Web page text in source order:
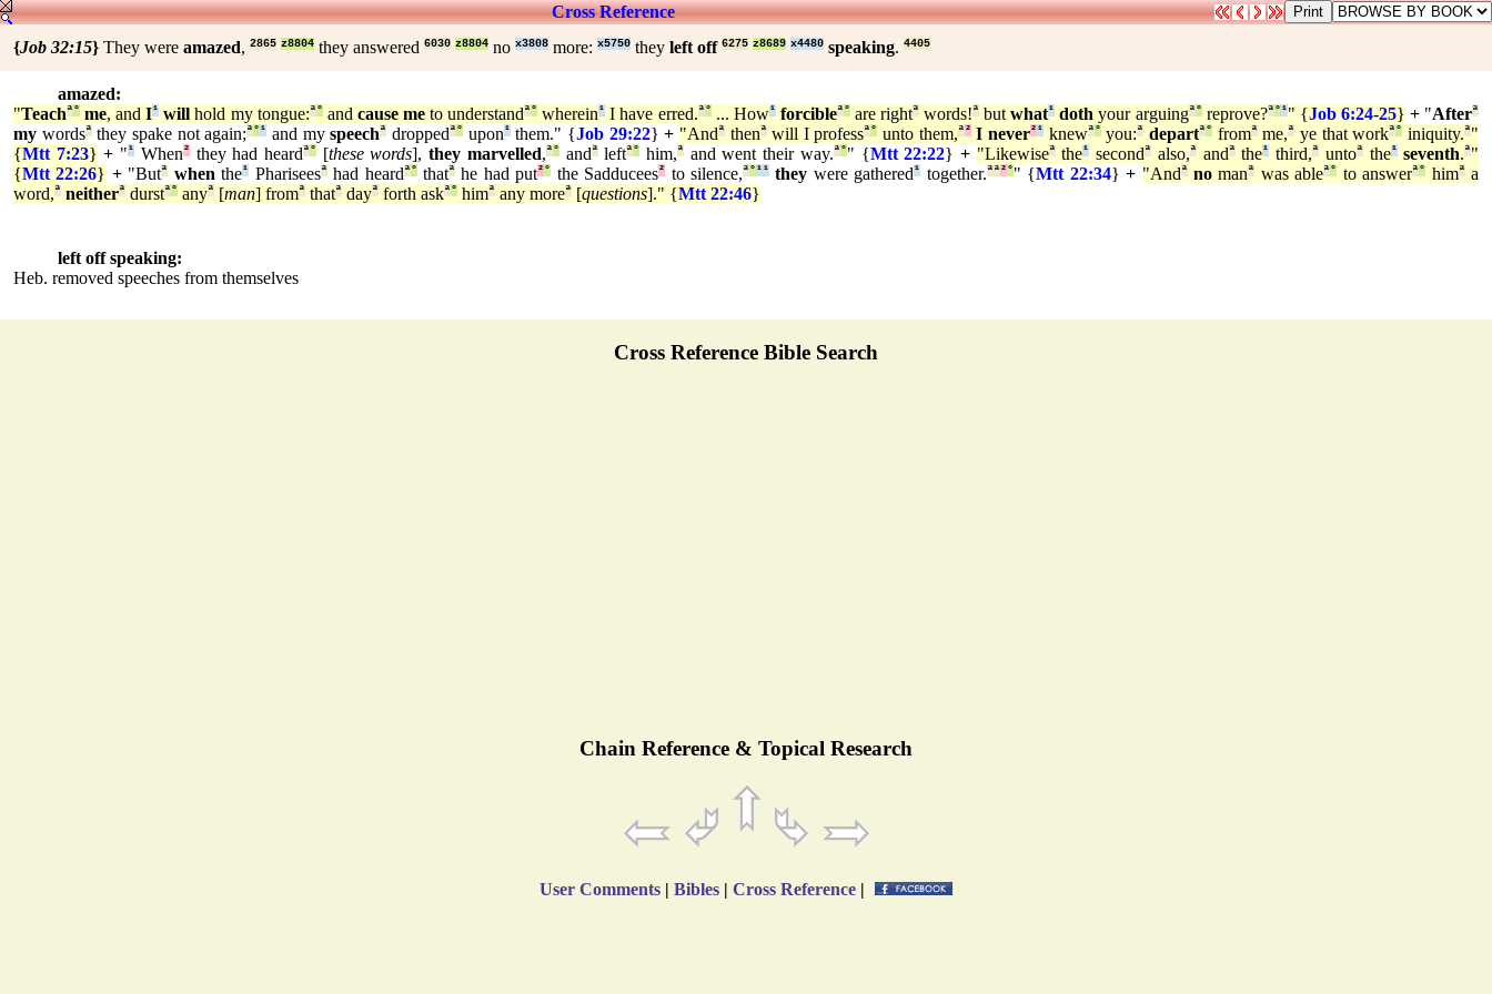
Cross Reference
{Job 32:15} They were amazed, 2865 z8804 they answered 6030 z8804 no x3808 more: x5750 they left off 6275 z8689 x4480 speaking. 4405
amazed:
"Teachª° me, andI¹ will hold my tongue:ª°and cause meto understandª° wherein¹ I have erred.ª°... How¹ forcibleª°are rightª words!ª butwhat¹ doth your arguingª°reprove?ª°¹" {Job 6:24-25} + "Afterª
my wordsªthey spake not again;ª°¹ and myspeechª droppedª°upon¹them." {Job 29:22} + "Andª thenª will I professª° unto them,ª² I never²¹ knewª°you:ª departª° fromª me,ª ye that workª° iniquity.ª"
{Mtt 7:23} + "¹ When²they had heardª° [these words],they marvelled,ª°andªleftª° him,ª and went their way.ª°" {Mtt 22:22} + "Likewiseª the¹ secondª also,ª andª the¹ third,ª untoª the¹ seventh.ª"
{Mtt 22:26} + "Butª when the¹ Phariseesªhad heardª°thatªhe had put²° the Sadducees² to silence,ª°¹¹ they were gathered¹ together.ªª²°" {Mtt 22:34} + "Andª nomanª was ableª° to answerª° himª a
word,ª neitherª durstª° anyª [man] fromª thatª dayª forth askª° himª any moreª [questions]." {Mtt 22:46}
left off speaking:
Heb. removed speeches from themselves
Cross Reference Bible Search
Chain Reference & Topical Research
User Comments | Bibles | Cross Reference |